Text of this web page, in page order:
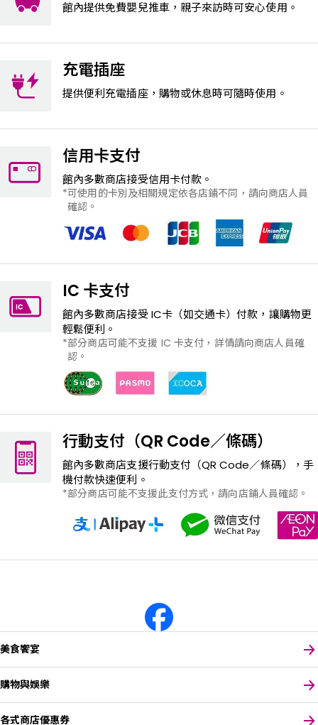
館內提供免費嬰兒推車，親子來訪時可安心使用。
充電插座
提供便利充電插座，購物或休息時可隨時使用。
信用卡支付
館內多數商店接受信用卡付款。
可使用的卡別及相關規定依各店鋪不同，請向商店人員
確認。
IC 卡支付
館內多數商店接受 IC卡（如交通卡）付款，讓購物更
輕鬆便利。
部分商店可能不支援 IC 卡支付，詳情請向商店人員確
認。
行動支付（QR Code／條碼）
館內多數商店支援行動支付（QR Code／條碼），手
機付款快速便利。
部分商店可能不支援此支付方式，請向店鋪人員確認。
美食饗宴
購物與娛樂
各式商店優惠券